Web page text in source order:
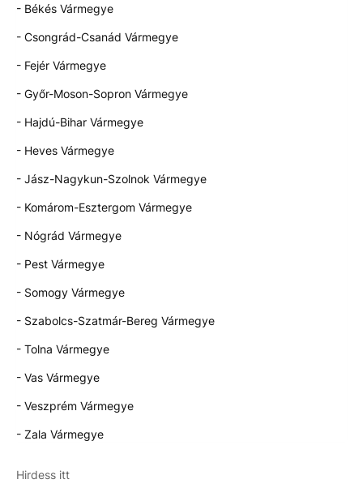
- Békés Vármegye
- Csongrád-Csanád Vármegye
- Fejér Vármegye
- Győr-Moson-Sopron Vármegye
- Hajdú-Bihar Vármegye
- Heves Vármegye
- Jász-Nagykun-Szolnok Vármegye
- Komárom-Esztergom Vármegye
- Nógrád Vármegye
- Pest Vármegye
- Somogy Vármegye
- Szabolcs-Szatmár-Bereg Vármegye
- Tolna Vármegye
- Vas Vármegye
- Veszprém Vármegye
- Zala Vármegye
Hirdess itt